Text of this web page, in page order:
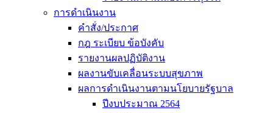
การดำเนินงาน
คำสั่ง/ประกาศ
กฎ ระเบียบ ข้อบังคับ
รายงานผลปฏิบัติงาน
ผลงานขับเคลื่อนระบบสุขภาพ
ผลการดำเนินงานตามนโยบายรัฐบาล
ปีงบประมาณ 2564